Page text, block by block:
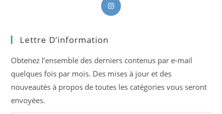
Lettre D’information
Obtenez l’ensemble des derniers contenus par e-mail
quelques fois par mois. Des mises à jour et des
nouveautés à propos de toutes les catégories vous seront
envoyées.